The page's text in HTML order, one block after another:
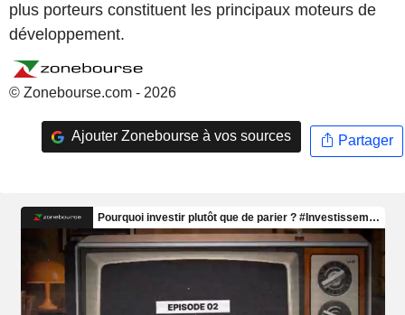
plus porteurs constituent les principaux moteurs de
développement.
© Zonebourse.com - 2026
Ajouter Zonebourse à vos sources Partager